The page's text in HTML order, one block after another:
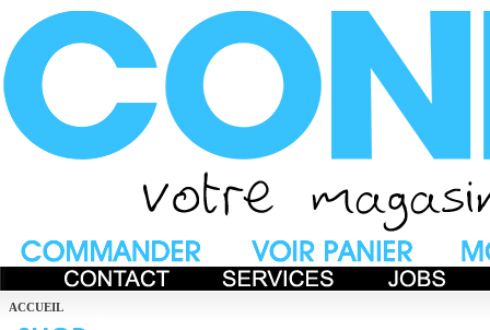
ACCUEIL